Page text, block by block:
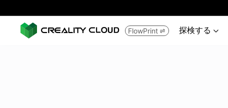
FlowPrint  探検する 